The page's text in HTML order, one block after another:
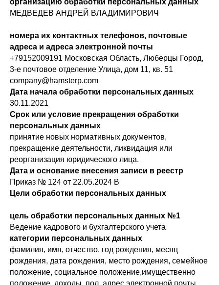
организацию обработки персональных данных
МЕДВЕДЕВ АНДРЕЙ ВЛАДИМИРОВИЧ
номера их контактных телефонов, почтовые
адреса и адреса электронной почты
+79152009191 Московская Область, Люберцы Город,
3-е почтовое отделение Улица, дом 11, кв. 51
company@hamsterp.com
Дата начала обработки персональных данных
30.11.2021
Срок или условие прекращения обработки
персональных данных
принятие новых нормативных документов,
прекращение деятельности, ликвидация или
реорганизация юридического лица.
Дата и основание внесения записи в реестр
Приказ № 124 от 22.05.2024 В
Цели обработки персональных данных
цель обработки персональных данных №1
Ведение кадрового и бухгалтерского учета
категории персональных данных
фамилия, имя, отчество, год рождения, месяц
рождения, дата рождения, место рождения, семейное
положение, социальное положение,имущественно
положение, доходы, пол, адрес электронной почты,